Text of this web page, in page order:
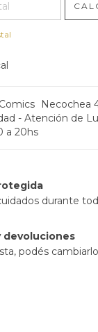
Necochea
- Atención de
a 20hs
durante
devoluciones
podés